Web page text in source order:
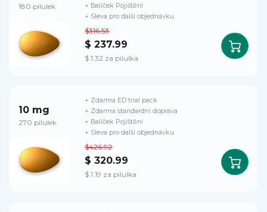
180 pilulek
$316.53
$ 237.99
$ 1.32 za pilulka
+ Balíček Pojištění
+ Sleva pro další objednávku
10 mg
270 pilulek
$426.92
$ 320.99
$ 1.19 za pilulka
+ Zdarma ED trial pack
+ Zdarma standardní doprava
+ Balíček Pojištění
+ Sleva pro další objednávku